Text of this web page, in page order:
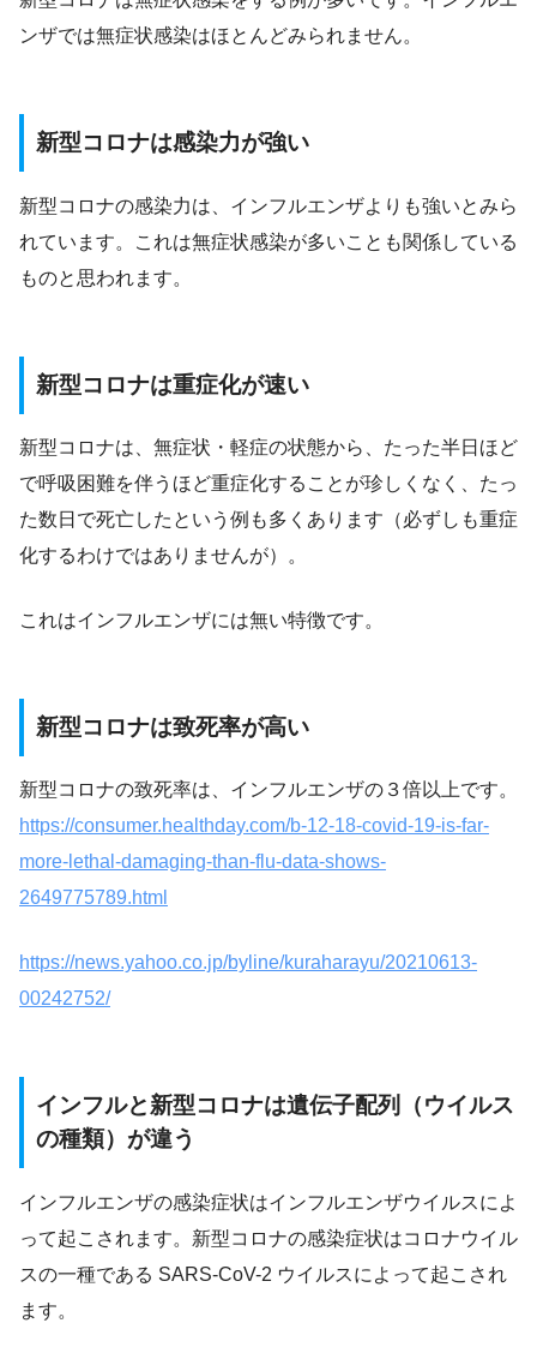
ンザでは無症状感染はほとんどみられません。
新型コロナは感染力が強い
新型コロナの感染力は、インフルエンザよりも強いとみら
れています。これは無症状感染が多いことも関係している
ものと思われます。
新型コロナは重症化が速い
新型コロナは、無症状・軽症の状態から、たった半日ほど
で呼吸困難を伴うほど重症化することが珍しくなく、たっ
た数日で死亡したという例も多くあります（必ずしも重症
化するわけではありませんが）。
これはインフルエンザには無い特徴です。
新型コロナは致死率が高い
新型コロナの致死率は、インフルエンザの３倍以上です。
https://consumer.healthday.com/b-12-18-covid-19-is-far-
more-lethal-damaging-than-flu-data-shows-
2649775789.html
https://news.yahoo.co.jp/byline/kuraharayu/20210613-
00242752/
インフルと新型コロナは遺伝子配列（ウイルス
の種類）が違う
インフルエンザの感染症状はインフルエンザウイルスによ
って起こされます。新型コロナの感染症状はコロナウイル
スの一種である SARS-CoV-2 ウイルスによって起こされ
ます。